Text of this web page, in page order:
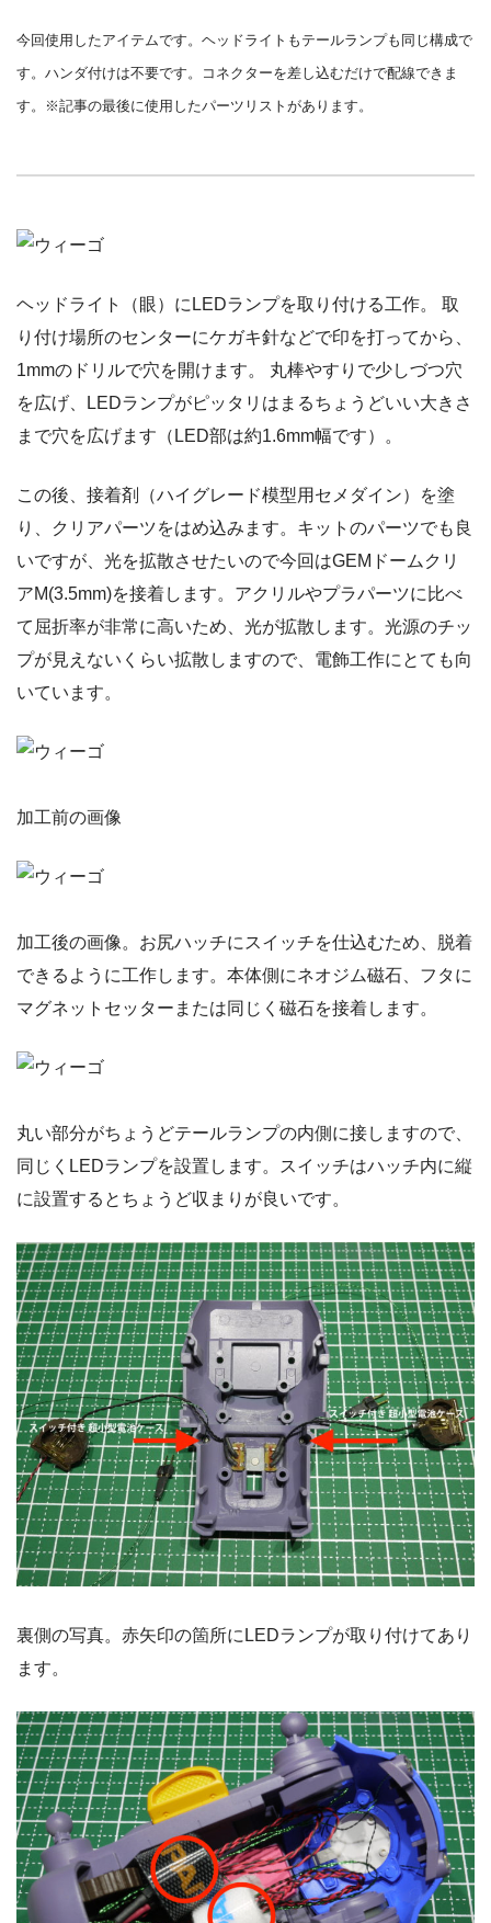
今回使用したアイテムです。ヘッドライトもテールランプも同じ構成で
す。ハンダ付けは不要です。コネクターを差し込むだけで配線できま
す。※記事の最後に使用したパーツリストがあります。
ヘッドライト（眼）にLEDランプを取り付ける工作。 取
り付け場所のセンターにケガキ針などで印を打ってから、
1mmのドリルで穴を開けます。 丸棒やすりで少しづつ穴
を広げ、LEDランプがピッタリはまるちょうどいい大きさ
まで穴を広げます（LED部は約1.6mm幅です）。
この後、接着剤（ハイグレード模型用セメダイン）を塗
り、クリアパーツをはめ込みます。キットのパーツでも良
いですが、光を拡散させたいので今回はGEMドームクリ
アM(3.5mm)を接着します。アクリルやプラパーツに比べ
て屈折率が非常に高いため、光が拡散します。光源のチッ
プが見えないくらい拡散しますので、電飾工作にとても向
いています。
加工前の画像
加工後の画像。お尻ハッチにスイッチを仕込むため、脱着
できるように工作します。本体側にネオジム磁石、フタに
マグネットセッターまたは同じく磁石を接着します。
丸い部分がちょうどテールランプの内側に接しますので、
同じくLEDランプを設置します。スイッチはハッチ内に縦
に設置するとちょうど収まりが良いです。
裏側の写真。赤矢印の箇所にLEDランプが取り付けてあり
ます。